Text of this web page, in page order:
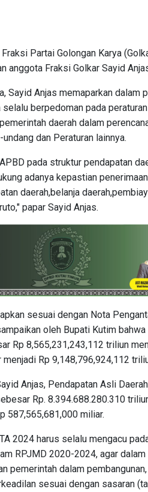
Partai Golongan Karya
anggota Fraksi Golkar Sayid
Sayid Anjas memaparkan dalam
selalu berpedoman pada
daerah dalam
dan Peraturan lainnya.
pada struktur pendapatan
adanya kepastian
daerah,belanja
papar Sayid Anjas.
sesuai dengan Nota
oleh Bupati Kutim
Rp 8,565,231,243,112 triliun
Rp 9,148,796,924,112
Anjas, Pendapatan Asli
Rp. 8.394.688.280.310
587,565,681,000 miliar.
2024 harus selalu mengacu
RPJMD 2020-2024, agar
pemerintah dalam
sesuai dengan sasaran